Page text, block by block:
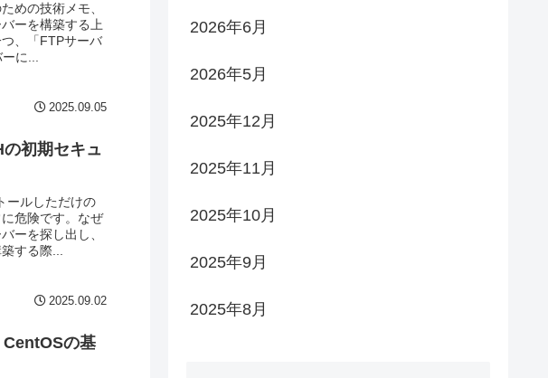
めの技術メモ、
ーを構築する上
、「FTPサーバ
に...
2025.09.05
初期セキュ
ールしただけの
危険です。なぜ
ーを探し出し、
する際...
2025.09.02
CentOSの基
2026年6月
2026年5月
2025年12月
2025年11月
2025年10月
2025年9月
2025年8月